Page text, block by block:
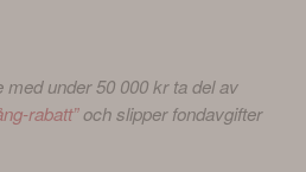
under 50 000 kr ta del av
rabatt” och slipper fondavgifter